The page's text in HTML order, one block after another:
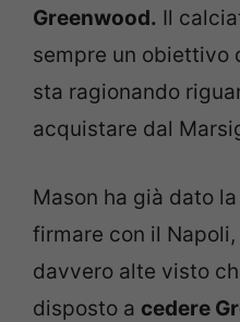
Greenwood. Il
sempre un obiettivo
sta ragionando
acquistare dal
Mason ha già dato
firmare con il
davvero alte visto
disposto a cedere